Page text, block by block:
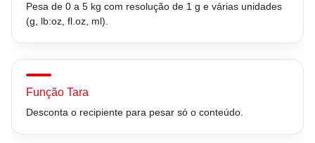
Pesa de 0 a 5 kg com resolução de 1 g e várias unidades
(g, lb:oz, fl.oz, ml).
Função Tara
Desconta o recipiente para pesar só o conteúdo.